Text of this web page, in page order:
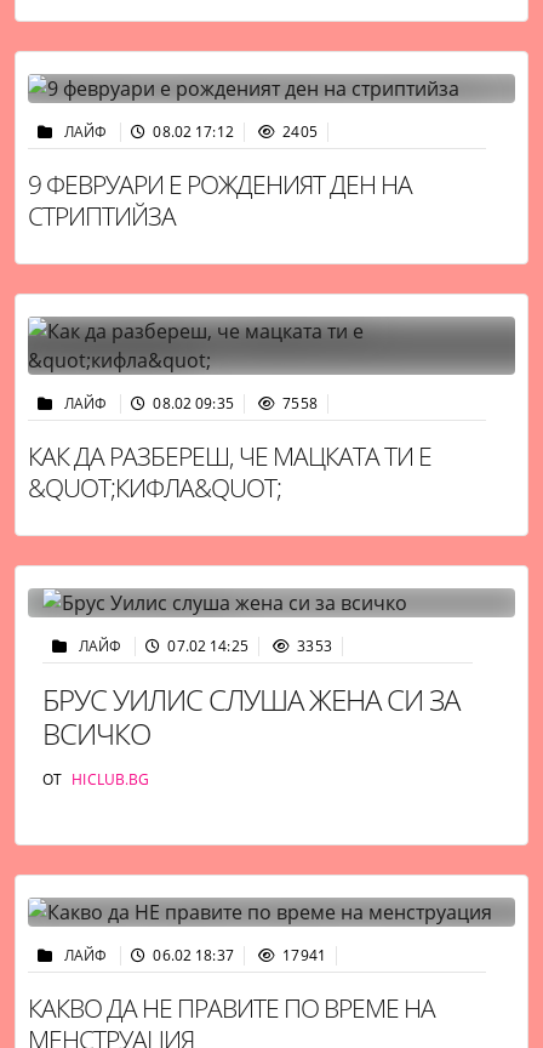
ЛАЙФ 08.02 17:12 2405
9 ФЕВРУАРИ Е РОЖДЕНИЯТ ДЕН НА
СТРИПТИЙЗА
ЛАЙФ 08.02 09:35 7558
КАК ДА РАЗБЕРЕШ, ЧЕ МАЦКАТА ТИ Е
&QUOT;КИФЛА&QUOT;
ЛАЙФ 07.02 14:25 3353
БРУС УИЛИС СЛУША ЖЕНА СИ ЗА
ВСИЧКО
ОТ HICLUB.BG
ЛАЙФ 06.02 18:37 17941
КАКВО ДА НЕ ПРАВИТЕ ПО ВРЕМЕ НА
МЕНСТРУАЦИЯ